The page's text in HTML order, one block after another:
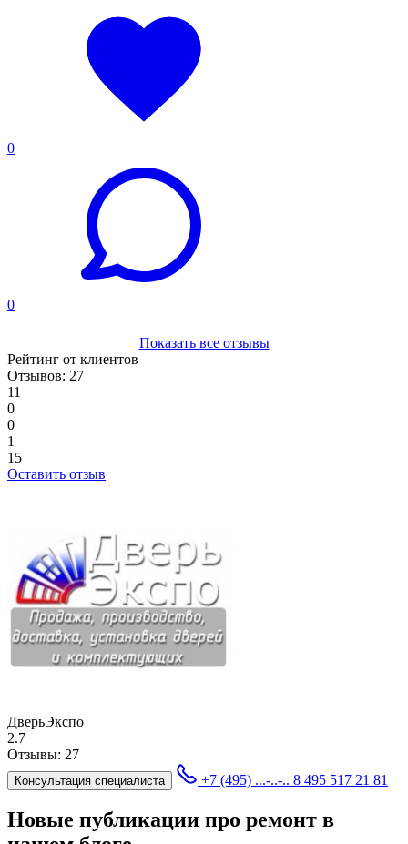
0
0
Показать все отзывы
Рейтинг от клиентов
Отзывов: 27
11
0
0
1
15
Оставить отзыв
ДверьЭкспо
2.7
Отзывы: 27
Консультация специалиста +7 (495) ...-..-.. 8 495 517 21 81
Новые публикации про ремонт в